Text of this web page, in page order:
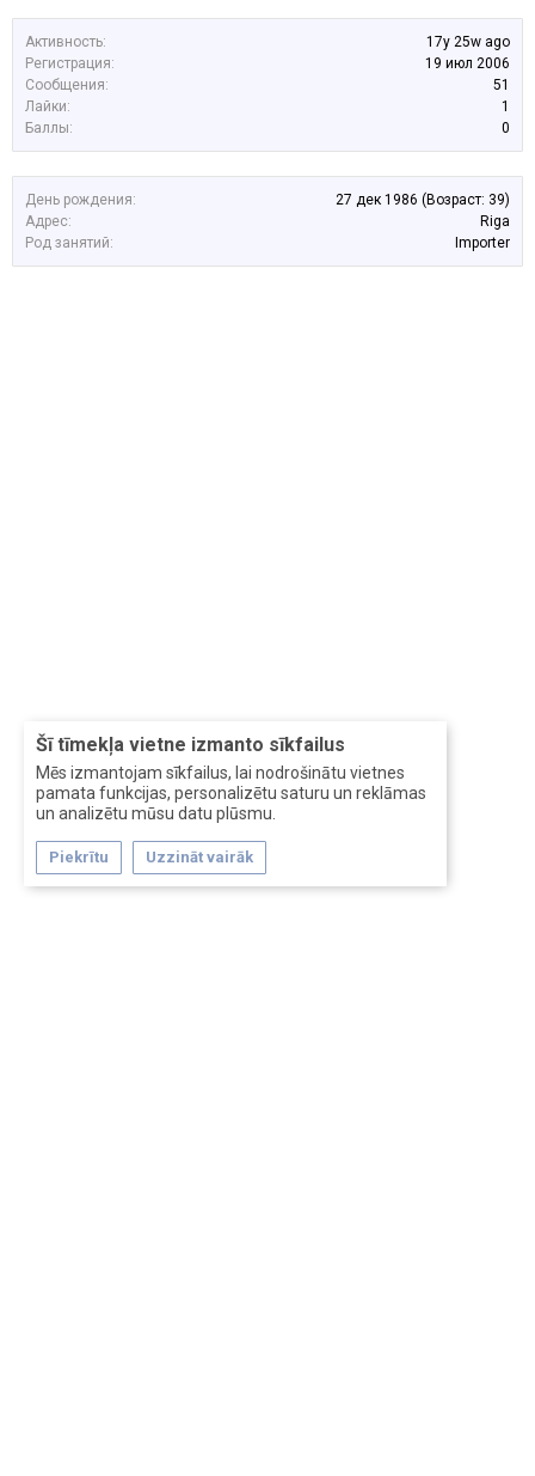
Šī tīmekļa vietne izmanto sīkfailus
Mēs izmantojam sīkfailus, lai nodrošinātu vietnes
pamata funkcijas, personalizētu saturu un reklāmas
un analizētu mūsu datu plūsmu.
Piekrītu Uzzināt vairāk
Активность:
17y 25w ago
Регистрация:
19 июл 2006
Сообщения:
51
Лайки:
1
Баллы:
0
День рождения: 27 дек 1986 (Возраст: 39)
Адрес:
Riga
Род занятий:
Importer